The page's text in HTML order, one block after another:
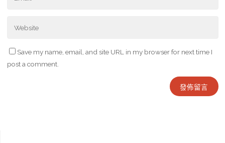
Save my name, email, and site URL in my browser for next time I
post a comment.